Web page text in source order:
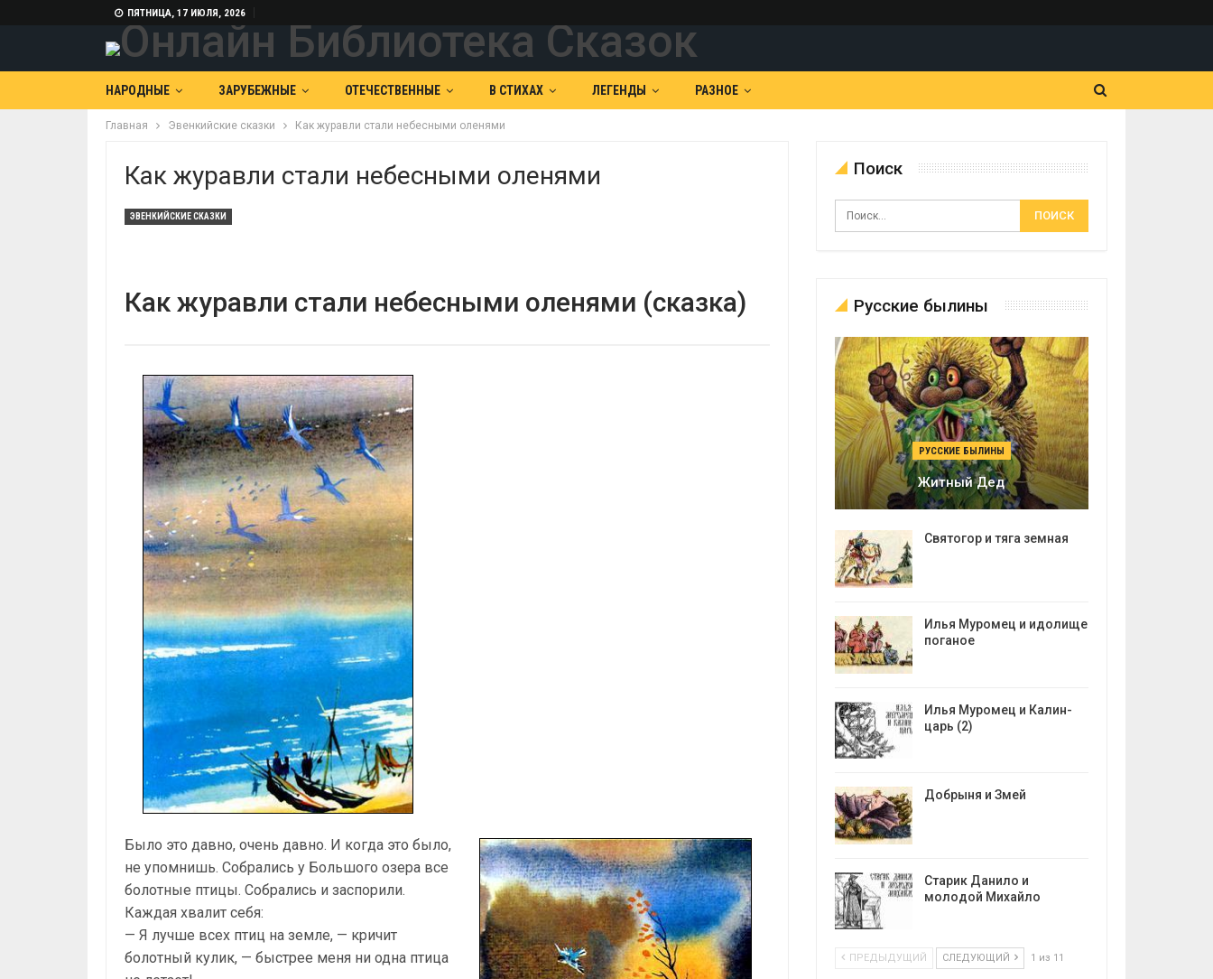
ПЯТНИЦА, 17 ИЮЛЯ, 2026
НАРОДНЫЕ ЗАРУБЕЖНЫЕ ОТЕЧЕСТВЕННЫЕ В СТИХАХ ЛЕГЕНДЫ РАЗНОЕ
Главная Эвенкийские сказки Как журавли стали небесными оленями
Как журавли стали небесными оленями
ЭВЕНКИЙСКИЕ СКАЗКИ
Как журавли стали небесными оленями (сказка)
Было это давно, очень давно. И когда это было,
не упомнишь. Собрались у Большого озера все
болотные птицы. Собрались и заспорили.
Каждая хвалит себя:
— Я лучше всех птиц на земле, — кричит
болотный кулик, — быстрее меня ни одна птица
Поиск
Русские былины
РУССКИЕ БЫЛИНЫ
Житный Дед
Святогор и тяга земная
Илья Муромец и идолище
поганое
Илья Муромец и Калин-
царь (2)
Добрыня и Змей
Старик Данило и
молодой Михайло
ПРЕДЫДУЩИЙ СЛЕДУЮЩИЙ 1 из 11